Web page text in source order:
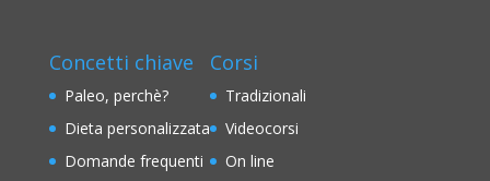
Concetti chiave
Paleo, perchè?
Dieta personalizzata
Domande frequenti
Corsi
Tradizionali
Videocorsi
On line